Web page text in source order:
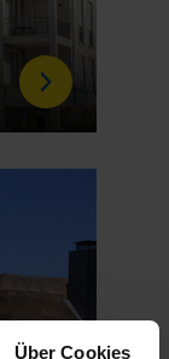
Über Cookies